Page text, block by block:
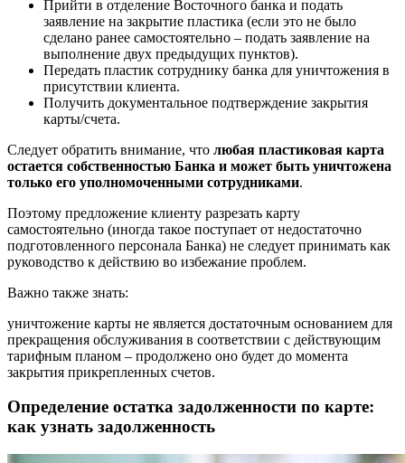
Прийти в отделение Восточного банка и подать
заявление на закрытие пластика (если это не было
сделано ранее самостоятельно – подать заявление на
выполнение двух предыдущих пунктов).
Передать пластик сотруднику банка для уничтожения в
присутствии клиента.
Получить документальное подтверждение закрытия
карты/счета.
Следует обратить внимание, что любая пластиковая карта
остается собственностью Банка и может быть уничтожена
только его уполномоченными сотрудниками.
Поэтому предложение клиенту разрезать карту
самостоятельно (иногда такое поступает от недостаточно
подготовленного персонала Банка) не следует принимать как
руководство к действию во избежание проблем.
Важно также знать:
уничтожение карты не является достаточным основанием для
прекращения обслуживания в соответствии с действующим
тарифным планом – продолжено оно будет до момента
закрытия прикрепленных счетов.
Определение остатка задолженности по карте:
как узнать задолженность